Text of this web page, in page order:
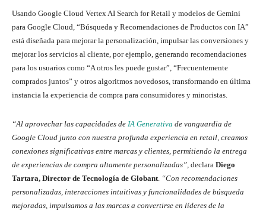
Usando Google Cloud Vertex AI Search for Retail y modelos de Gemini
para Google Cloud, “Búsqueda y Recomendaciones de Productos con IA”
está diseñada para mejorar la personalización, impulsar las conversiones y
mejorar los servicios al cliente, por ejemplo, generando recomendaciones
para los usuarios como “A otros les puede gustar”, “Frecuentemente
comprados juntos” y otros algoritmos novedosos, transformando en última
instancia la experiencia de compra para consumidores y minoristas.
“Al aprovechar las capacidades de IA Generativa de vanguardia de
Google Cloud junto con nuestra profunda experiencia en retail, creamos
conexiones significativas entre marcas y clientes, permitiendo la entrega
de experiencias de compra altamente personalizadas”, declara Diego
Tartara, Director de Tecnología de Globant. “Con recomendaciones
personalizadas, interacciones intuitivas y funcionalidades de búsqueda
mejoradas, impulsamos a las marcas a convertirse en líderes de la